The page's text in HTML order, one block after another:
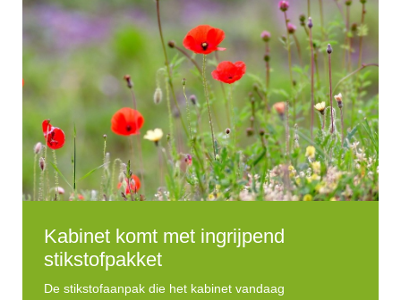
Kabinet komt met ingrijpend
stikstofpakket
De stikstofaanpak die het kabinet vandaag